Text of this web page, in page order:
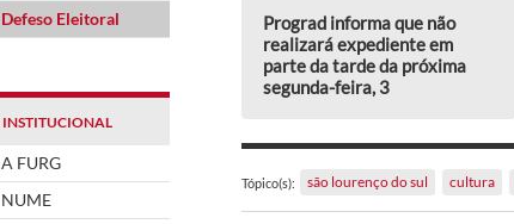
Defeso Eleitoral
INSTITUCIONAL
A FURG
NUME
Prograd informa que não
realizará expediente em
parte da tarde da próxima
segunda-feira, 3
Tópico(s): são lourenço do sul cultura